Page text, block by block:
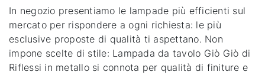
In negozio presentiamo le lampade più efficienti sul
mercato per rispondere a ogni richiesta: le più
esclusive proposte di qualità ti aspettano. Non
impone scelte di stile: Lampada da tavolo Giò Giò di
Riflessi in metallo si connota per qualità di finiture e